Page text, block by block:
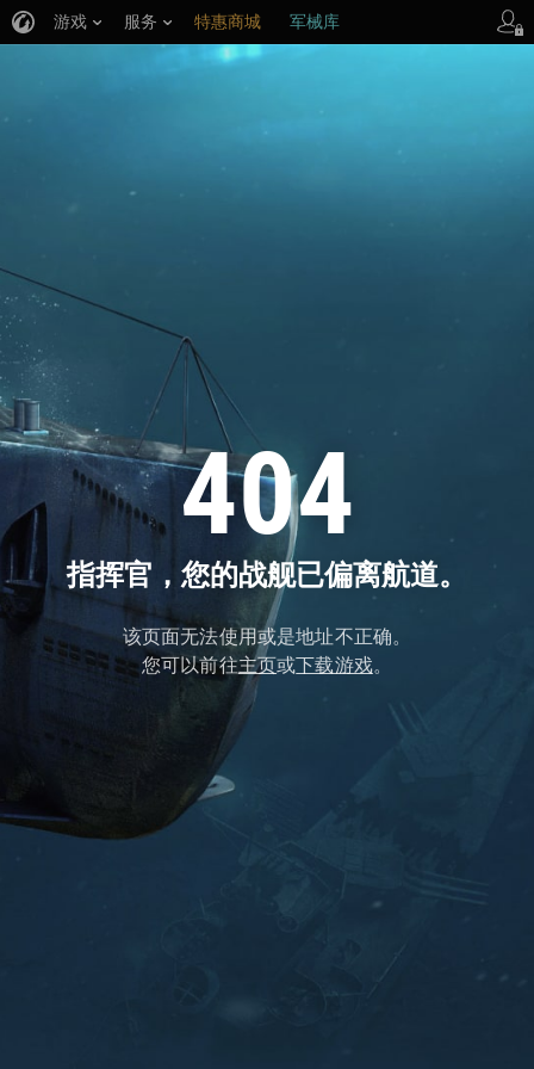
404
指挥官，您的战舰已偏离航道。
该页面无法使用或是地址不正确。
您可以前往主页或下载游戏。
游戏 服务 特惠商城 军械库